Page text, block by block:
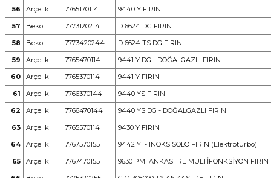
56
Arçelik 7765170114
9440 Y FIRIN
57
Beko 7773120214
D 6624 DG FIRIN
58
Beko 7773420244
D 6624 TS DG FIRIN
59
Arçelik 7765470114
9441 Y DG - DOĞALGAZLI FIRIN
60
Arçelik 7765370114
9441 Y FIRIN
61
Arçelik 7766370144
9440 YS FIRIN
62
Arçelik 7766470144
9440 YS DG - DOĞALGAZLI FIRIN
63
Arçelik 7765570114
9430 Y FIRIN
64
Arçelik 7767570155
9442 YI - INOKS SOLO FIRIN (Elektroturbo)
65
Arçelik 7767470155
9630 PMI ANKASTRE MULTİFONKSİYON FIRIN